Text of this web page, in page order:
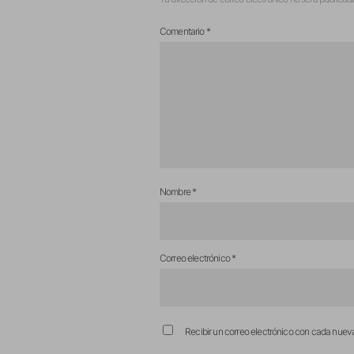
Comentario *
Nombre*
Correo electrónico*
Recibir un correo electrónico con cada